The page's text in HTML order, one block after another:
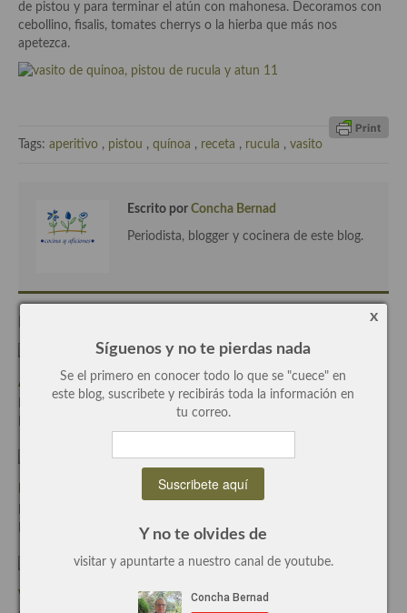
Pasta
Masas elaboradas con harina, pizzas, quiches y demás
Plato principal
Pescado y Marisco
Postres y dulces
Quesos, recetas
Salazones y encurtidos
Recetas de Cuaresma
Recetas maridadas con los mejores AOVES
de pistou y para terminar el atún con mahonesa. Decoramos con
cebollino, fisalis, tomates cherrys o la hierba que más nos
apetezca.
Tags: aperitivo , pistou , quínoa , receta , rucula , vasito
Escrito por Concha Bernad
Periodista, blogger y cocinera de este blog.
Auto de los Reyes Magos de GLORIA FUERTES
Escrito el Ene-06-2015
La Navidad en Rusia, apuntes
Por Concha Bernadcon 4 Comentarios
Varios aliños de aceitunas de Sergio Fernandez
x
Síguenos y no te pierdas nada
Se el primero en conocer todo lo que se "cuece" en
este blog, suscribete y recibirás toda la información en
tu correo.
Y no te olvides de
visitar y apuntarte a nuestro canal de youtube.